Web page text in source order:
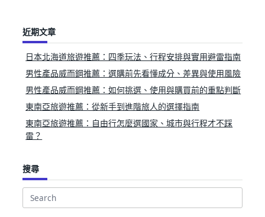
近期文章
日本北海道旅遊推薦：四季玩法、行程安排與實用避雷指南
男性產品威而鋼推薦：選購前先看懂成分、差異與使用風險
男性產品威而鋼推薦：如何挑選、使用與購買前的重點判斷
東南亞旅遊推薦：從新手到進階旅人的選擇指南
東南亞旅遊推薦：自由行怎麼選國家、城市與行程才不踩
雷？
搜尋
Search